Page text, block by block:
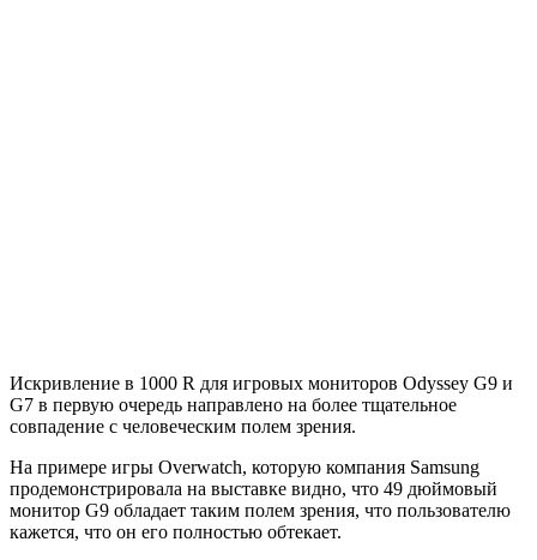
Искривление в 1000 R для игровых мониторов Odyssey G9 и
G7 в первую очередь направлено на более тщательное
совпадение с человеческим полем зрения.
На примере игры Overwatch, которую компания Samsung
продемонстрировала на выставке видно, что 49 дюймовый
монитор G9 обладает таким полем зрения, что пользователю
кажется, что он его полностью обтекает.